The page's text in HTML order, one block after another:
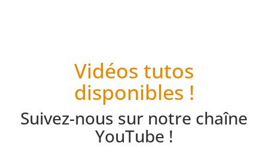
Vidéos tutos
disponibles !
Suivez-nous sur notre chaîne
YouTube !